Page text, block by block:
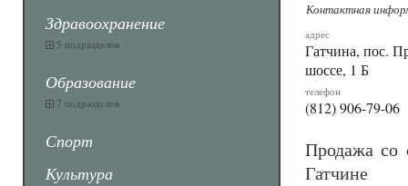
Здравоохранение
5 подразделов
Образование
7 подразделов
Спорт
Культура
Контактная
адрес
Гатчина, пос.
шоссе, 1 Б
телефон
(812) 906-79-06
Продажа со
Гатчине